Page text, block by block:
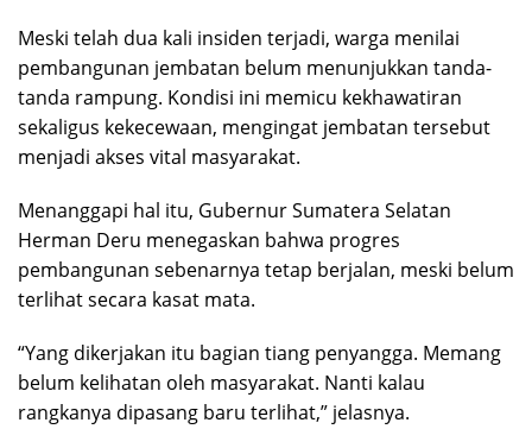
Meski telah dua kali insiden terjadi, warga menilai
pembangunan jembatan belum menunjukkan tanda-
tanda rampung. Kondisi ini memicu kekhawatiran
sekaligus kekecewaan, mengingat jembatan tersebut
menjadi akses vital masyarakat.
Menanggapi hal itu, Gubernur Sumatera Selatan
Herman Deru menegaskan bahwa progres
pembangunan sebenarnya tetap berjalan, meski belum
terlihat secara kasat mata.
“Yang dikerjakan itu bagian tiang penyangga. Memang
belum kelihatan oleh masyarakat. Nanti kalau
rangkanya dipasang baru terlihat,” jelasnya.